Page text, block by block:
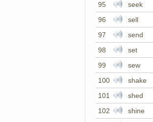
95
seek
96
sell
97
send
98
set
99
sew
100
shake
101
shed
102
shine